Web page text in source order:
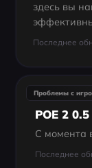
здесь вы
Последнее
Проблемы с
Последнее